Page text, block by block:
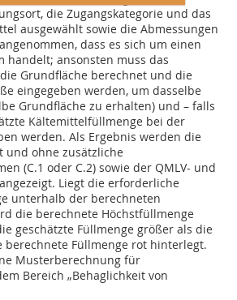
die Zugangskategorie und das
ausgewählt sowie die Abmessungen
dass es sich um einen
handelt; ansonsten muss das
Grundfläche berechnet und die
eingegeben werden, um dasselbe
Grundfläche zu erhalten) und – falls
Kältemittelfüllmenge bei der
werden. Als Ergebnis werden die
und ohne zusätzliche
(C.1 oder C.2) sowie der QMLV- und
Liegt die erforderliche
unterhalb der berechneten
die berechnete Höchstfüllmenge
geschätzte Füllmenge größer als die
berechnete Füllmenge rot hinterlegt.
Musterberechnung für
Bereich „Behaglichkeit von